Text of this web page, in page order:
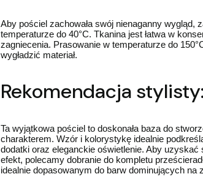
Aby pościel zachowała swój nienaganny wygląd,
temperaturze do 40°C. Tkanina jest łatwa w
zagniecenia. Prasowanie w temperaturze do
wygładzić materiał.
Rekomendacja stylisty:
Ta wyjątkowa pościel to doskonała baza do
charakterem. Wzór i kolorystykę idealnie
dodatki oraz eleganckie oświetlenie. Aby uzyskać
efekt, polecamy dobranie do kompletu
idealnie dopasowanym do barw dominujących na